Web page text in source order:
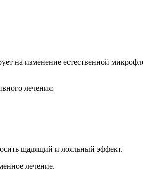
на изменение естественной
лечения:
щадящий и лояльный эффект.
лечение.